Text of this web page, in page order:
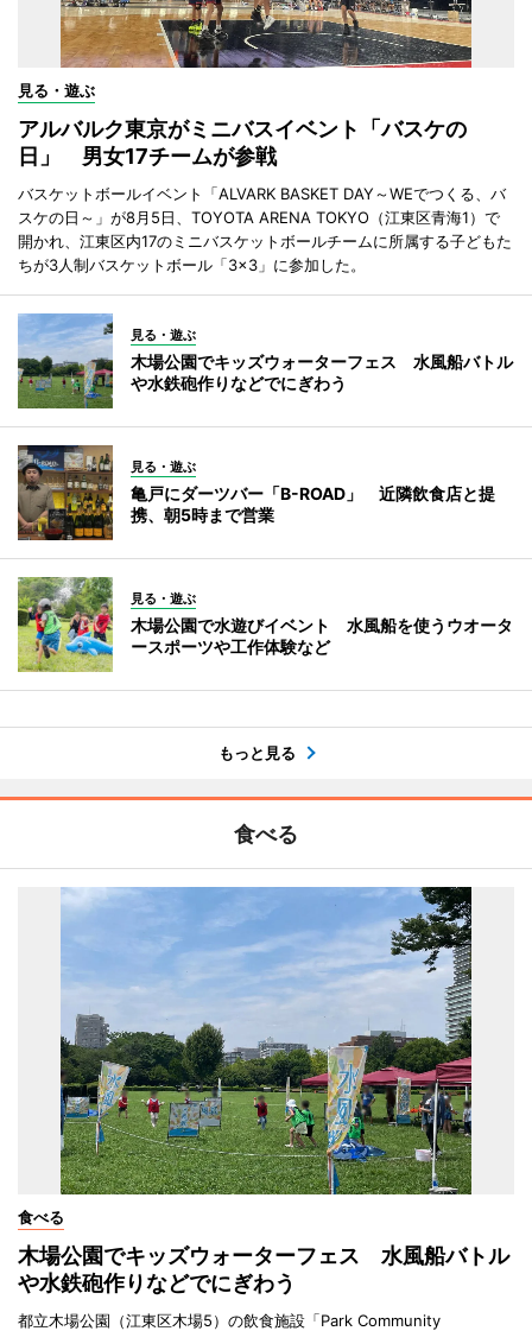
見る・遊ぶ
アルバルク東京がミニバスイベント「バスケの
日」 男女17チームが参戦
バスケットボールイベント「ALVARK BASKET DAY～WEでつくる、バ
スケの日～」が8月5日、TOYOTA ARENA TOKYO（江東区青海1）で
開かれ、江東区内17のミニバスケットボールチームに所属する子どもた
ちが3人制バスケットボール「3×3」に参加した。
見る・遊ぶ
木場公園でキッズウォーターフェス 水風船バトル
や水鉄砲作りなどでにぎわう
見る・遊ぶ
亀戸にダーツバー「B-ROAD」 近隣飲食店と提
携、朝5時まで営業
見る・遊ぶ
木場公園で水遊びイベント 水風船を使うウオータ
ースポーツや工作体験など
もっと見る
食べる
食べる
木場公園でキッズウォーターフェス 水風船バトル
や水鉄砲作りなどでにぎわう
都立木場公園（江東区木場5）の飲食施設「Park Community